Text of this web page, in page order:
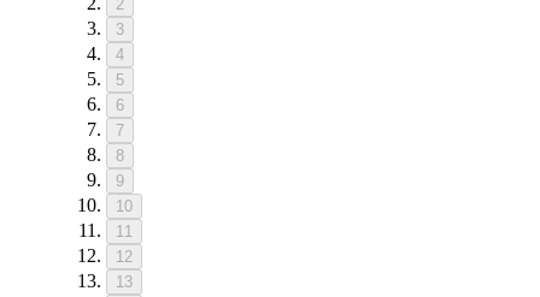
2
3
4
5
6
7
8
9
10
11
12
13